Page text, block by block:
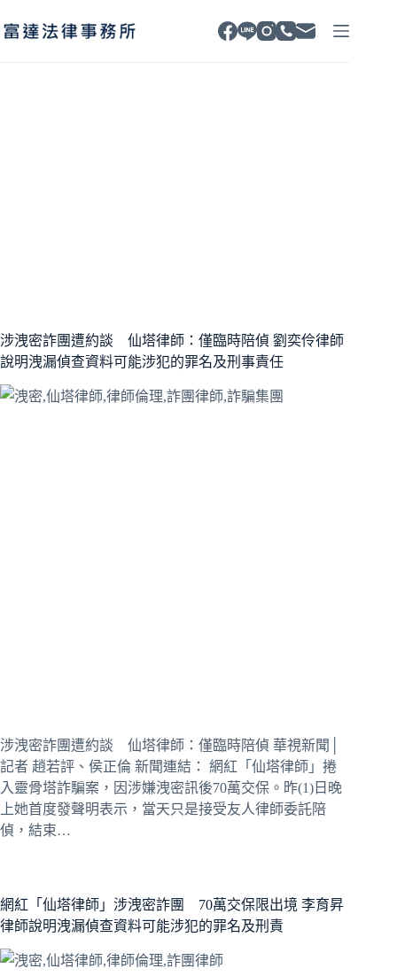
至
涉洩密詐團遭約談 仙塔律師：僅臨時陪偵 劉奕伶律師
說明洩漏偵查資料可能涉犯的罪名及刑事責任
涉洩密詐團遭約談 仙塔律師：僅臨時陪偵 華視新聞│
記者 趙若評、侯正倫 新聞連結： 網紅「仙塔律師」捲
入靈骨塔詐騙案，因涉嫌洩密訊後70萬交保。昨(1)日晚
上她首度發聲明表示，當天只是接受友人律師委託陪
偵，結束…
網紅「仙塔律師」涉洩密詐團 70萬交保限出境 李育昇
律師說明洩漏偵查資料可能涉犯的罪名及刑責